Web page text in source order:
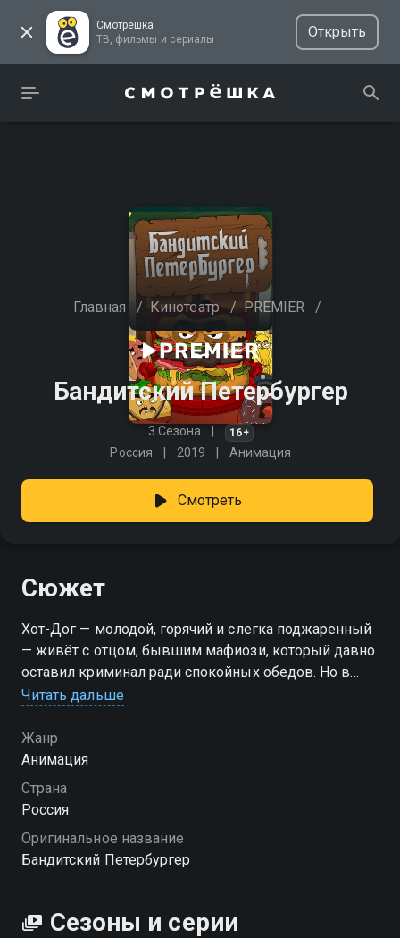
Смотрёшка
ТВ, фильмы и сериалы
Открыть
Главная / Кинотеатр / PREMIER /
Бандитский Петербургер
3 Сезона 16+
Россия 2019 Анимация
Смотреть
Сюжет
Хот-Дог — молодой, горячий и слегка поджаренный
— живёт с отцом, бывшим мафиози, который давно
оставил криминал ради спокойных обедов. Но в
день, когда парень собирался вступить в банду, всё
обстоятельствах. Теперь Хот-Дог затягивает булки
потуже и проникает в самые опасные группировки
— от жирных до правильных. Он намерен выяснить,
кто замешан в убийстве, и подать месть с горячей
онлайн в хорошем качестве.
Читать дальше
Жанр
Анимация
Страна
Россия
Оригинальное название
Бандитский Петербургер
Сезоны и серии